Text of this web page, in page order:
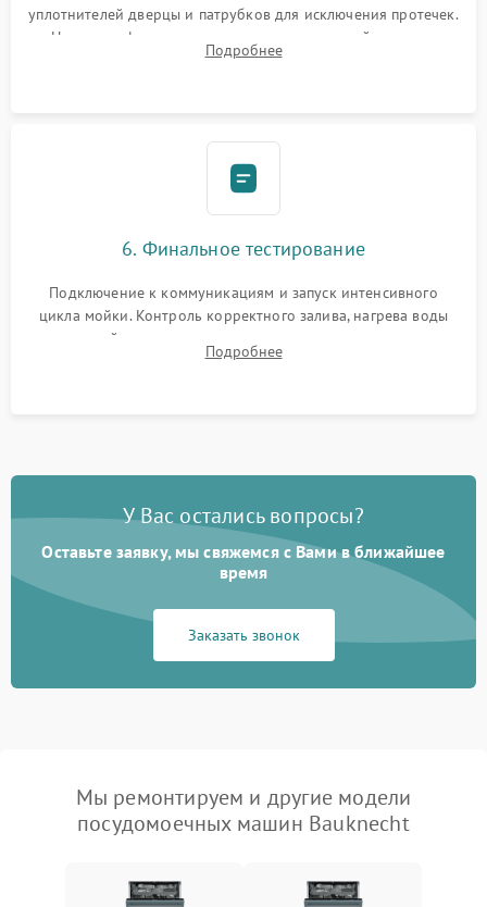
уплотнителей дверцы и патрубков для исключения протечек.
Надежная фиксация хомутов гидравлической системы,
сборка корпуса и установка датчика поплавка.
Подробнее
6. Финальное тестирование
Подключение к коммуникациям и запуск интенсивного
цикла мойки. Контроль корректного залива, нагрева воды
до нужной температуры, отсутствия посторонних шумов,
штатного слива и абсолютной сухости в поддоне.
Подробнее
У Вас остались вопросы?
Оставьте заявку, мы свяжемся с Вами в ближайшее
время
Заказать звонок
Мы ремонтируем и другие модели
посудомоечных машин Bauknecht